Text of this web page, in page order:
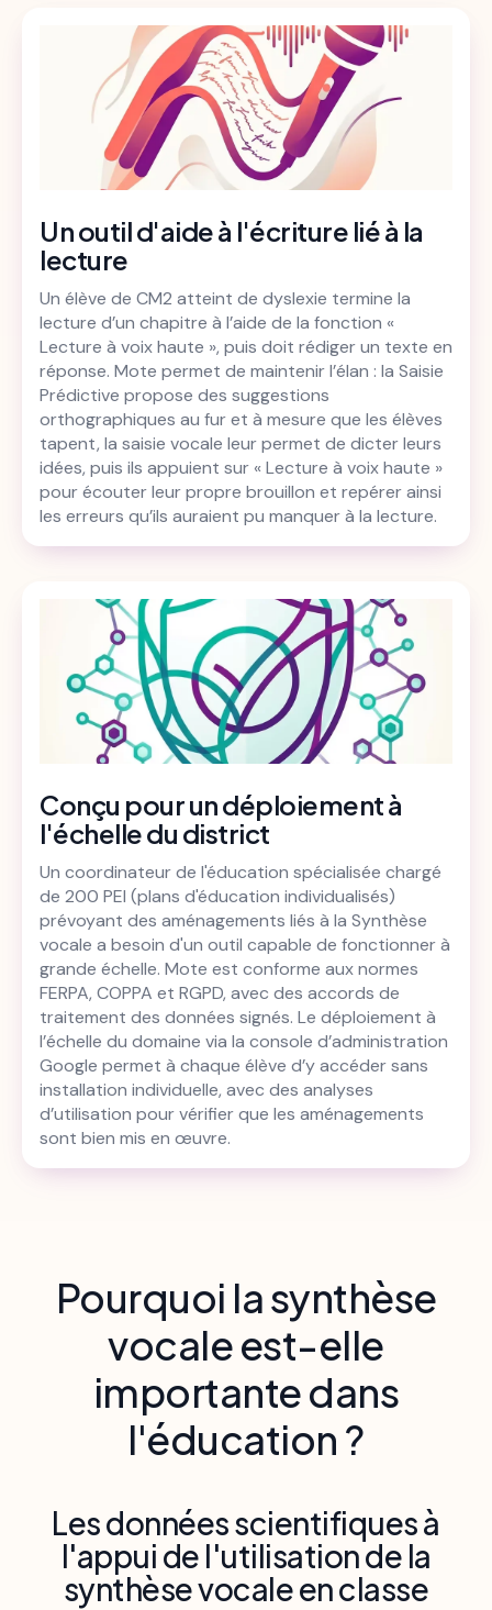
Un outil d'aide à l'écriture lié à la
lecture
Un élève de CM2 atteint de dyslexie termine la
lecture d’un chapitre à l’aide de la fonction «
Lecture à voix haute », puis doit rédiger un texte en
réponse. Mote permet de maintenir l’élan : la Saisie
Prédictive propose des suggestions
orthographiques au fur et à mesure que les élèves
tapent, la saisie vocale leur permet de dicter leurs
idées, puis ils appuient sur « Lecture à voix haute »
pour écouter leur propre brouillon et repérer ainsi
les erreurs qu’ils auraient pu manquer à la lecture.
Conçu pour un déploiement à
l'échelle du district
Un coordinateur de l'éducation spécialisée chargé
de 200 PEI (plans d'éducation individualisés)
prévoyant des aménagements liés à la Synthèse
vocale a besoin d'un outil capable de fonctionner à
grande échelle. Mote est conforme aux normes
FERPA, COPPA et RGPD, avec des accords de
traitement des données signés. Le déploiement à
l’échelle du domaine via la console d’administration
Google permet à chaque élève d’y accéder sans
installation individuelle, avec des analyses
d’utilisation pour vérifier que les aménagements
sont bien mis en œuvre.
Pourquoi la synthèse
vocale est-elle
importante dans
l'éducation ?
Les données scientifiques à
l'appui de l'utilisation de la
synthèse vocale en classe